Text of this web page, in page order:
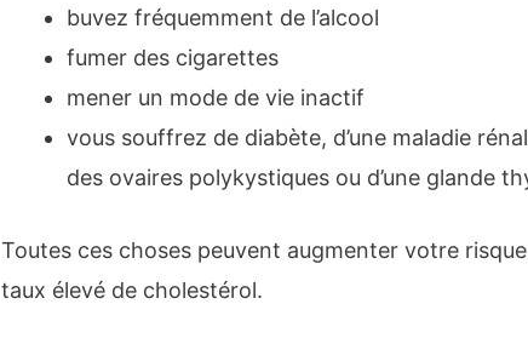
buvez fréquemment de l’alcool
fumer des cigarettes
mener un mode de vie inactif
vous souffrez de diabète, d’une maladie
des ovaires polykystiques ou d’une glande
Toutes ces choses peuvent augmenter votre
taux élevé de cholestérol.